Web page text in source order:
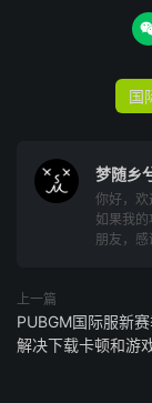
国
梦随乡
你好，欢
如果我
朋友，
上一篇
PUBGM国际服新
解决下载卡顿和游